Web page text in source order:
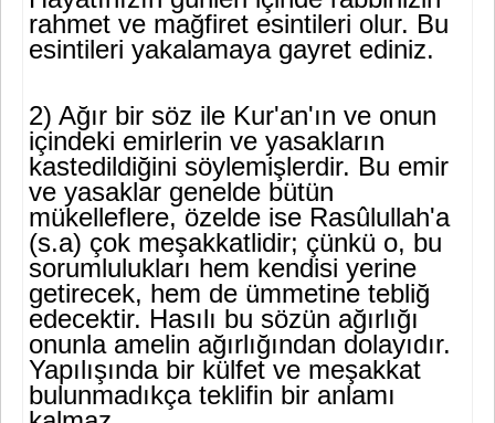
rahmet ve mağfiret esintile­ri olur. Bu
esintileri yakalamaya gayret ediniz.
2) Ağır bir söz ile Kur'an'ın ve onun
içindeki emirlerin ve yasakların
kastedildiğini söylemişlerdir. Bu emir
ve yasaklar genelde bütün
mükelleflere, özelde ise Rasûlullah'a
(s.a) çok meşakkatlidir; çünkü o, bu
sorumlulukları hem kendisi yerine
getirecek, hem de ümmetine teb­liğ
edecektir. Hasılı bu sözün ağırlığı
onunla amelin ağırlığından dola­yıdır.
Yapılışında bir külfet ve meşakkat
bulunmadıkça teklifin bir an­lamı